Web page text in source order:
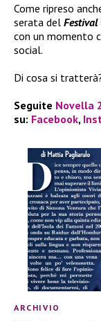
Come ripreso
serata del Festival
con un momento
social.
Di cosa si
Seguite Novella
su: Facebook,
ARCHIVIO